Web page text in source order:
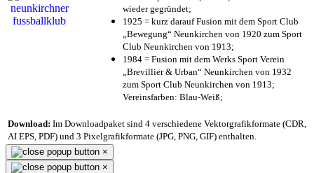
wieder gegründet;
1925 = kurz darauf Fusion mit dem Sport Club
„Bewegung“ Neunkirchen von 1920 zum Sport
Club Neunkirchen von 1913;
1984 = Fusion mit dem Werks Sport Verein
„Brevillier & Urban“ Neunkirchen von 1932
zum Sport Club Neunkirchen von 1913;
Vereinsfarben: Blau-Weiß;
Download: Im Downloadpaket sind 4 verschiedene Vektorgrafikformate (CDR,
AI EPS, PDF) und 3 Pixelgrafikformate (JPG, PNG, GIF) enthalten.
×
×